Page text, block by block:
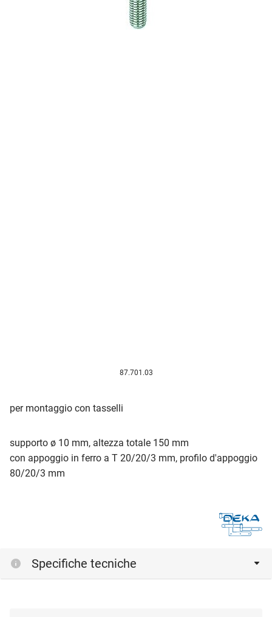
87.701.03
per montaggio con tasselli
supporto ø 10 mm, altezza totale 150 mm
con appoggio in ferro a T 20/20/3 mm, profilo d'appoggio
80/20/3 mm
Specifiche tecniche